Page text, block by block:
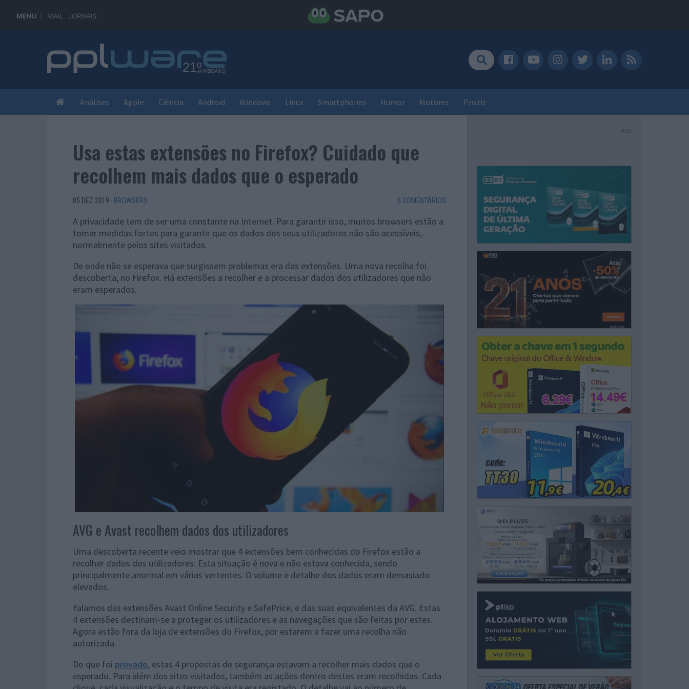
MENU MAIL JORNAIS
Análises Apple Ciência Android Windows Linux Smartphones Humor Motores Prozis
Usa estas extensões no Firefox? Cuidado que
recolhem mais dados que o esperado
05 DEZ 2019 · BROWSERS 6 COMENTÁRIOS
A privacidade tem de ser uma constante na Internet. Para garantir isso, muitos browsers estão a
tomar medidas fortes para garantir que os dados dos seus utilizadores não são acessíveis,
normalmente pelos sites visitados.
De onde não se esperava que surgissem problemas era das extensões. Uma nova recolha foi
descoberta, no Firefox. Há extensões a recolher e a processar dados dos utilizadores que não
eram esperados.
AVG e Avast recolhem dados dos utilizadores
Uma descoberta recente veio mostrar que 4 extensões bem conhecidas do Firefox estão a
recolher dados dos utilizadores. Esta situação é nova e não estava conhecida, sendo
principalmente anormal em várias vertentes. O volume e detalhe dos dados eram demasiado
elevados.
Falamos das extensões Avast Online Security e SafePrice, e das suas equivalentes da AVG. Estas
4 extensões destinam-se a proteger os utilizadores e as navegações que são feitas por estes.
Agora estão fora da loja de extensões do Firefox, por estarem a fazer uma recolha não
autorizada.
Do que foi provado, estas 4 propostas de segurança estavam a recolher mais dados que o
esperado. Para além dos sites visitados, também as ações dentro destes eram recolhidas. Cada
PUB